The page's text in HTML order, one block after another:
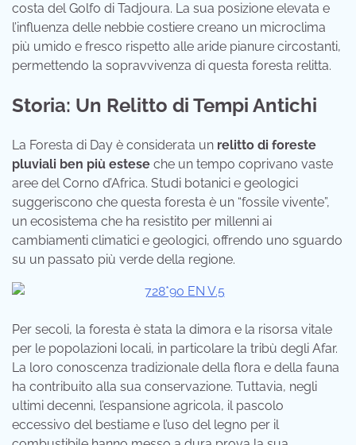
costa del Golfo di Tadjoura. La sua posizione elevata e
l’influenza delle nebbie costiere creano un microclima
più umido e fresco rispetto alle aride pianure circostanti,
permettendo la sopravvivenza di questa foresta relitta.
Storia: Un Relitto di Tempi Antichi
La Foresta di Day è considerata un relitto di foreste
pluviali ben più estese che un tempo coprivano vaste
aree del Corno d’Africa. Studi botanici e geologici
suggeriscono che questa foresta è un “fossile vivente”,
un ecosistema che ha resistito per millenni ai
cambiamenti climatici e geologici, offrendo uno sguardo
su un passato più verde della regione.
Per secoli, la foresta è stata la dimora e la risorsa vitale
per le popolazioni locali, in particolare la tribù degli Afar.
La loro conoscenza tradizionale della flora e della fauna
ha contribuito alla sua conservazione. Tuttavia, negli
ultimi decenni, l’espansione agricola, il pascolo
eccessivo del bestiame e l’uso del legno per il